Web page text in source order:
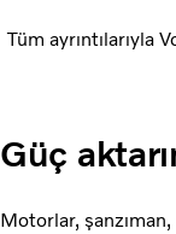
Haberler
Tüm ayrıntılarıyla
Güç
Motorlar,